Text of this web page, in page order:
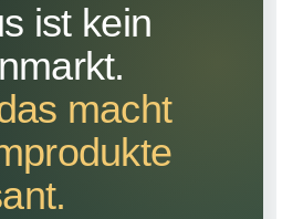
ist kein
macht